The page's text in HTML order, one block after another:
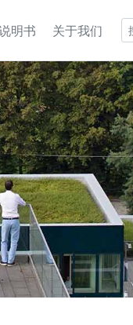
明书 关于我们